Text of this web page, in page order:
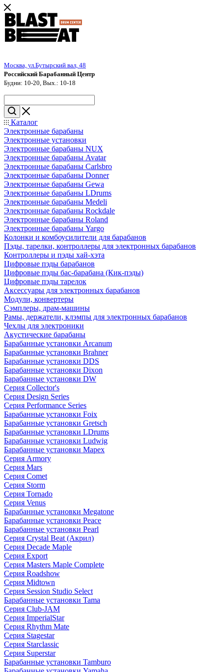
Москва, ул.Бутырский вал, 48
Российский Барабанный Центр
Будни: 10-20, Вых.: 10-18
Каталог
Электронные барабаны
Электронные установки
Электронные барабаны NUX
Электронные барабаны Avatar
Электронные барабаны Carlsbro
Электронные барабаны Donner
Электронные барабаны Gewa
Электронные барабаны LDrums
Электронные барабаны Medeli
Электронные барабаны Rockdale
Электронные барабаны Roland
Электронные барабаны Yargo
Колонки и комбоусилители для барабанов
Пэды, тарелки, контроллеры для электронных барабанов
Контроллеры и пэды хай-хэта
Цифровые пэды барабанов
Цифровые пэды бас-барабана (Кик-пэды)
Цифровые пэды тарелок
Аксессуары для электронных барабанов
Модули, конвертеры
Сэмплеры, драм-машины
Рамы, держатели, клэмпы для электронных барабанов
Чехлы для электроники
Акустические барабаны
Барабанные установки Arcanum
Барабанные установки Brahner
Барабанные установки DDS
Барабанные установки Dixon
Барабанные установки DW
Серия Collector's
Серия Design Series
Серия Performance Series
Барабанные установки Foix
Барабанные установки Gretsch
Барабанные установки LDrums
Барабанные установки Ludwig
Барабанные установки Mapex
Серия Armory
Серия Mars
Серия Comet
Серия Storm
Серия Tornado
Серия Venus
Барабанные установки Megatone
Барабанные установки Peace
Барабанные установки Pearl
Серия Crystal Beat (Акрил)
Серия Decade Maple
Серия Export
Серия Masters Maple Complete
Серия Roadshow
Серия Midtown
Серия Session Studio Select
Барабанные установки Tama
Серия Club-JAM
Серия ImperialStar
Серия Rhythm Mate
Серия Stagestar
Серия Starclassic
Серия Superstar
Барабанные установки Tamburo